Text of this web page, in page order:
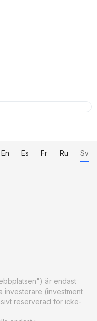
En Es Fr Ru Sv
är endast
investerare (investment
reserverad för icke-